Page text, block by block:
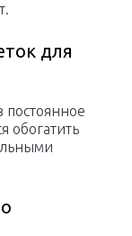
для
постоянное
обогатить